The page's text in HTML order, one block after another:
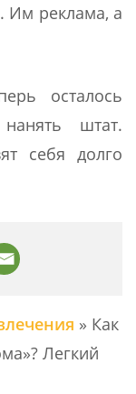
Им реклама, а
осталось
штат.
себя долго
» Как
Легкий